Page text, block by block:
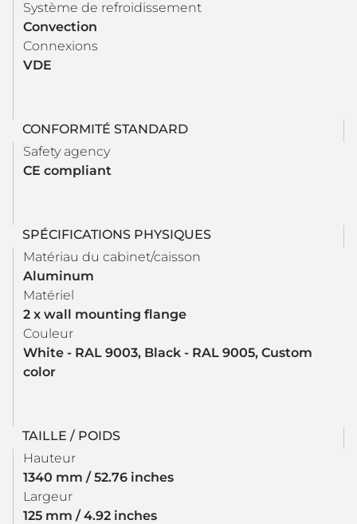
Système de refroidissement
Convection
Connexions
VDE
CONFORMITÉ STANDARD
Safety agency
CE compliant
SPÉCIFICATIONS PHYSIQUES
Matériau du cabinet/caisson
Aluminum
Matériel
2 x wall mounting flange
Couleur
White - RAL 9003, Black - RAL 9005, Custom
color
TAILLE / POIDS
Hauteur
1340 mm / 52.76 inches
Largeur
125 mm / 4.92 inches